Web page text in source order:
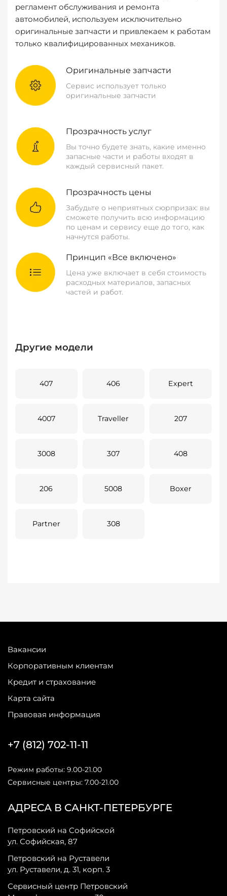
регламент обслуживания и ремонта
автомобилей, используем исключительно
оригинальные запчасти и привлекаем к работам
только квалифицированных механиков.
Оригинальные запчасти
Сервис использует только
оригинальные запчасти
Прозрачность услуг
Вы точно будете знать, какие именно
запасные части и работы входят в
каждый сервисный пакет.
Прозрачность цены
Забудьте о неприятных сюрпризах: вы
сможете получить всю информацию
по ценам и сервису еще до того, как
начнутся работы.
Принцип «Все включено»
Цена уже включает в себя стоимость
расходных материалов, запасных
частей и работ.
Другие модели
407 406 Expert
4007 Traveller 207
3008 307 408
206 5008 Boxer
Partner 308
Вакансии
Корпоративным клиентам
Кредит и страхование
Карта сайта
Правовая информация
АДРЕСА В САНКТ-ПЕТЕРБУРГЕ
Петровский на Софийской
ул. Софийская, 87
Петровский на Руставели
ул. Руставели, д. 31, корп. 3
Сервисный центр Петровский
+7 (812) 702-11-11
Режим работы: 9.00-21.00
Сервисные центры: 7.00-21.00